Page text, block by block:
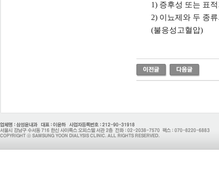
1) 증후성 또는 표
2) 이뇨제와 두 종
(불응성고혈압)